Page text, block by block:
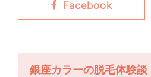
銀座カラーの脱毛体験談